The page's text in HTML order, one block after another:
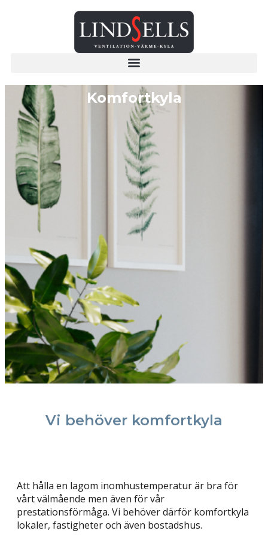
Komfortkyla
Vi behöver komfortkyla
Att hålla en lagom inomhustemperatur är bra för
vårt välmående men även för vår
prestationsförmåga. Vi behöver därför komfortkyla
lokaler, fastigheter och även bostadshus.